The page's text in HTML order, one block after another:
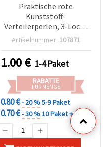
Praktische rote
Kunststoff-
Verteilerperlen, 3-Loch-
Verbinder, 18 x 7 mm - 50
mehrreihigen Schmuck &
kreative DIY-
Bastelprojekte
Artikelnummer: 107871
1.00€ 1-4 Paket
RABATTE
FÜR MENGE
0.80 €- 20 %5-9 Paket
0.70 €- 30 %10 Paket +